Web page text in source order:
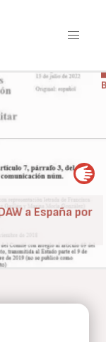
por
BLOG